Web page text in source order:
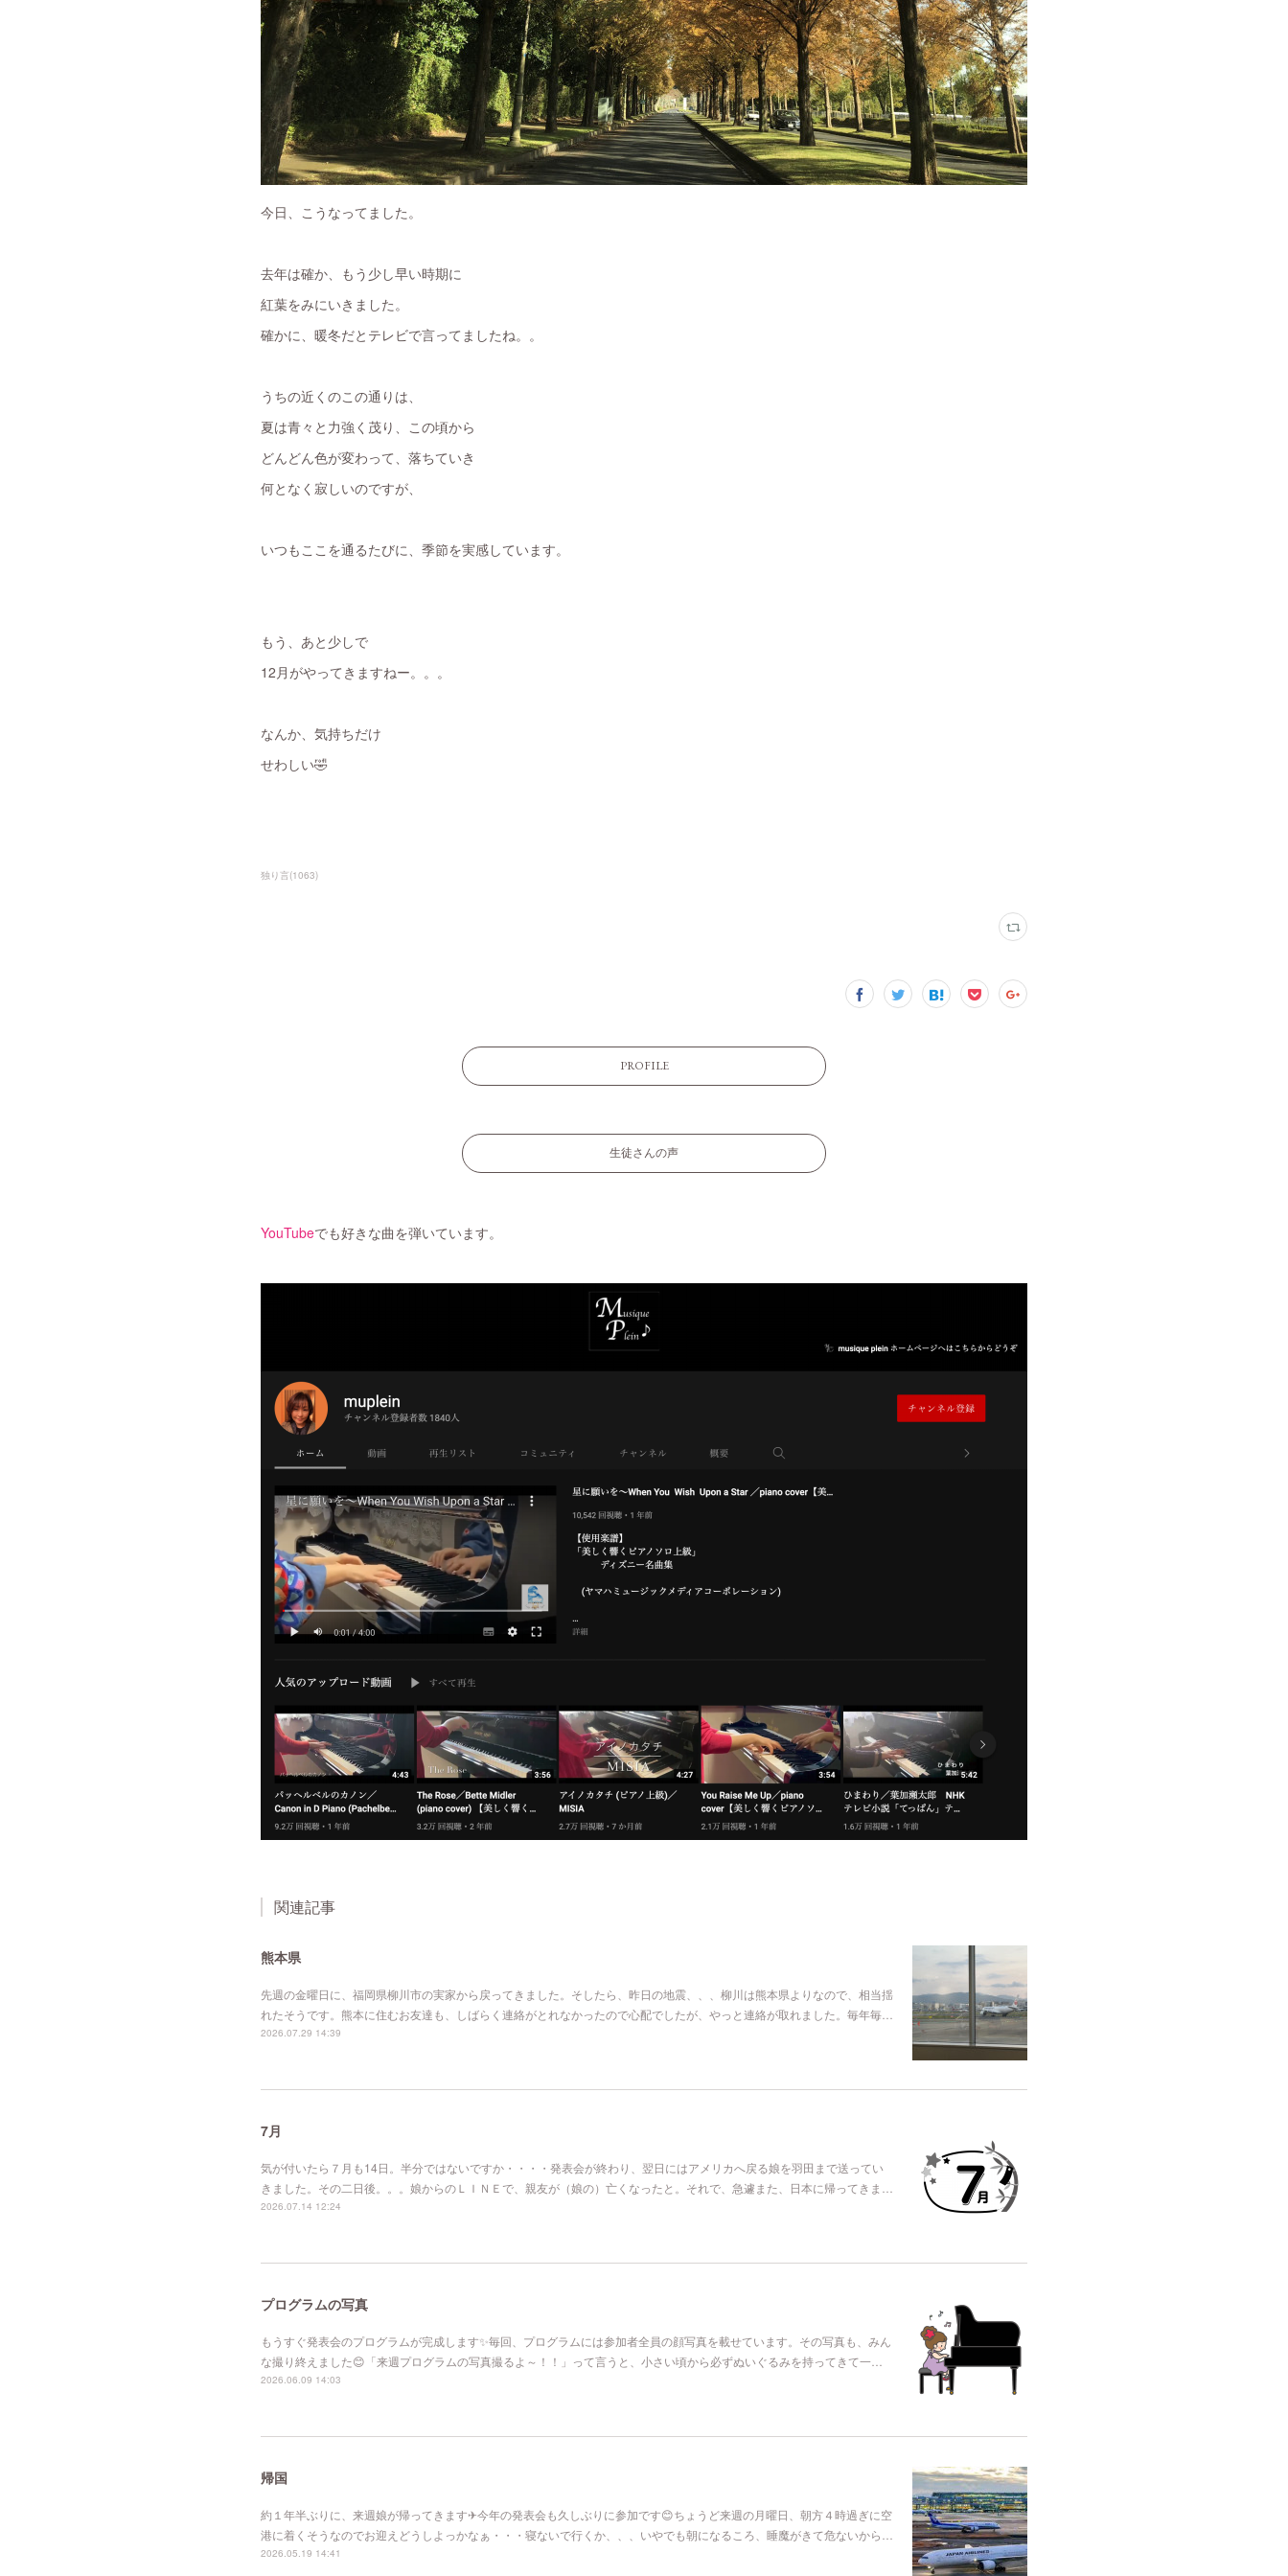
今日、こうなってました。
去年は確か、もう少し早い時期に
紅葉をみにいきました。
確かに、暖冬だとテレビで言ってましたね。。
うちの近くのこの通りは、
夏は青々と力強く茂り、この頃から
どんどん色が変わって、落ちていき
何となく寂しいのですが、
いつもここを通るたびに、季節を実感しています。
もう、あと少しで
12月がやってきますねー。。。
なんか、気持ちだけ
せわしい🤣
独り言(1063)
PROFILE
生徒さんの声
YouTubeでも好きな曲を弾いています。
関連記事
熊本県
先週の金曜日に、福岡県柳川市の実家から戻ってきました。そしたら、昨日の地震、、、柳川は熊本県よりなので、相当揺
れたそうです。熊本に住むお友達も、しばらく連絡がとれなかったので心配でしたが、やっと連絡が取れました。毎年毎…
2026.07.29 14:39
7月
気が付いたら７月も14日。半分ではないですか・・・・発表会が終わり、翌日にはアメリカへ戻る娘を羽田まで送ってい
きました。その二日後。。。娘からのＬＩＮＥで、親友が（娘の）亡くなったと。それで、急遽また、日本に帰ってきま…
2026.07.14 12:24
プログラムの写真
もうすぐ発表会のプログラムが完成します✨毎回、プログラムには参加者全員の顔写真を載せています。その写真も、みん
な撮り終えました😊「来週プログラムの写真撮るよ～！！」って言うと、小さい頃から必ずぬいぐるみを持ってきて一…
2026.06.09 14:03
帰国
約１年半ぶりに、来週娘が帰ってきます✈今年の発表会も久しぶりに参加です😊ちょうど来週の月曜日、朝方４時過ぎに空
港に着くそうなのでお迎えどうしよっかなぁ・・・寝ないで行くか、、、いやでも朝になるころ、睡魔がきて危ないから…
2026.05.19 14:41